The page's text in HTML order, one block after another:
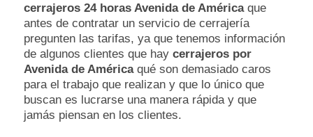
cerrajeros 24 horas Avenida de Américaque
antes de contratar un servicio de cerrajería
pregunten las tarifas, ya que tenemos información
de algunos clientes que hay cerrajeros por
Avenida de Américaqué son demasiado caros
para el trabajo que realizan y que lo único que
buscan es lucrarse una manera rápida y que
jamás piensan en los clientes.